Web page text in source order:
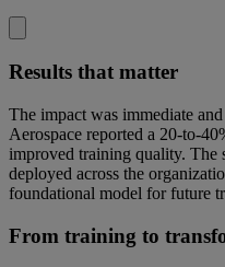
Results that matter
The impact was immediate
Aerospace reported a 20-to-
improved training quality. The
deployed across the
foundational model for future
From training to